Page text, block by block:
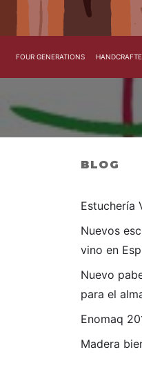
FOUR GENERATIONS
BLOG
Estuchería
Nuevos
vino en
Nuevo
para el
Enomaq
Madera